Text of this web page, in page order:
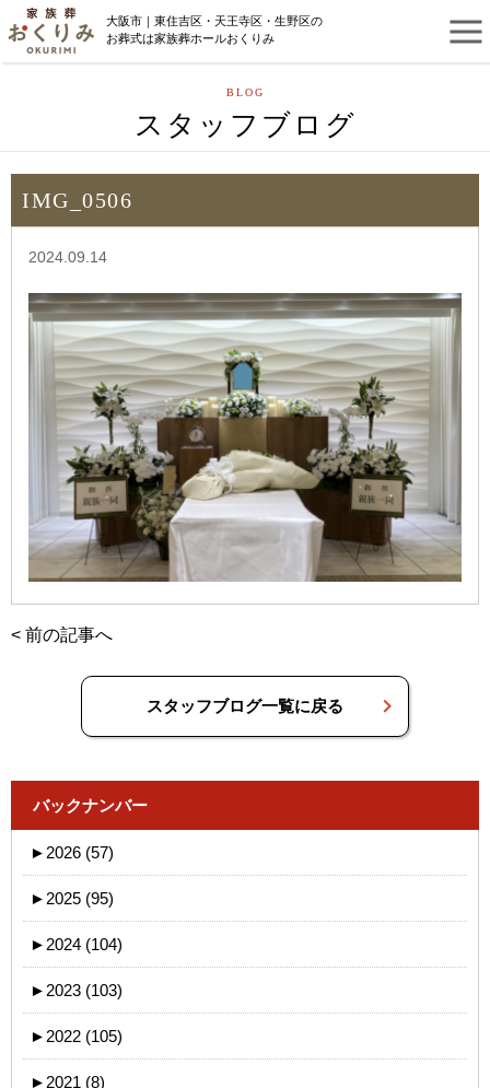
大阪市｜東住吉区・天王寺区・生野区の
お葬式は家族葬ホールおくりみ
BLOG
スタッフブログ
IMG_0506
2024.09.14
< 前の記事へ
スタッフブログ一覧に戻る
バックナンバー
► 2026 (57)
► 2025 (95)
► 2024 (104)
► 2023 (103)
► 2022 (105)
► 2021 (8)